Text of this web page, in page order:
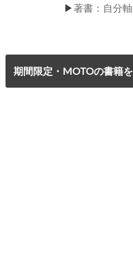
▶著書：自分
期間限定・MOTOの書籍